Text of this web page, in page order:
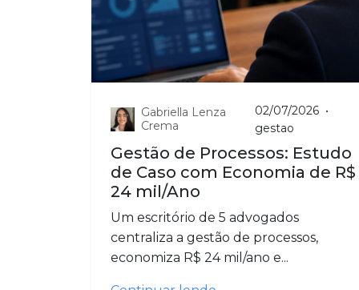
Gabriella Lenza
Crema
02/07/2026 •
gestao
Gestão de Processos: Estudo
de Caso com Economia de R$
24 mil/Ano
Um escritório de 5 advogados
centraliza a gestão de processos,
economiza R$ 24 mil/ano e...